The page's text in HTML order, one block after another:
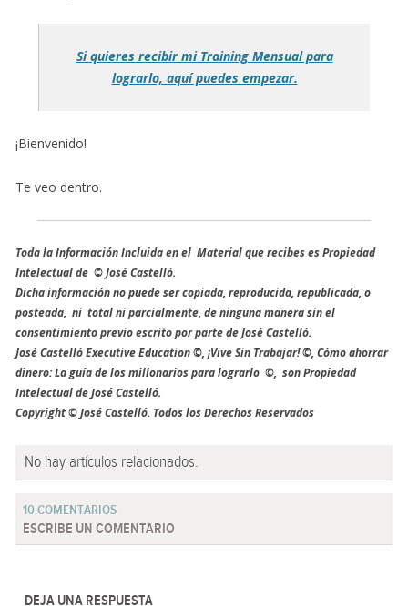
Si quieres recibir mi Training Mensual para
lograrlo, aquí puedes empezar.
¡Bienvenido!
Te veo dentro.
Toda la Información Incluida en el Material que recibes es Propiedad
Intelectual de © José Castelló.
Dicha información no puede ser copiada, reproducida, republicada, o
posteada, ni total ni parcialmente, de ninguna manera sin el
consentimiento previo escrito por parte de José Castelló.
José Castelló Executive Education ©, ¡Vive Sin Trabajar! ©, Cómo ahorrar
dinero: La guía de los millonarios para lograrlo ©, son Propiedad
Intelectual de José Castelló.
Copyright © José Castelló. Todos los Derechos Reservados
No hay artículos relacionados.
10 COMENTARIOS
ESCRIBE UN COMENTARIO
DEJA UNA RESPUESTA